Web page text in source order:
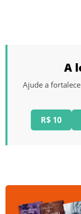
A
Ajude a
R$ 10